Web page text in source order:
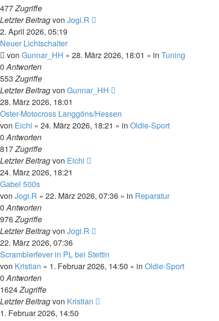
477Zugriffe
Letzter Beitragvon Jogi.R
2. April 2026, 05:19
Neuer Lichtschalter
von Gunnar_HH » 28. März 2026, 18:01 » in Tuning
0Antworten
553Zugriffe
Letzter Beitragvon Gunnar_HH
28. März 2026, 18:01
Oster-Motocross Langgöns/Hessen
von Eichi » 24. März 2026, 18:21 » in Oldie-Sport
0Antworten
817Zugriffe
Letzter Beitragvon Eichi
24. März 2026, 18:21
Gabel 500s
von Jogi.R » 22. März 2026, 07:36 » in Reparatur
0Antworten
976Zugriffe
Letzter Beitragvon Jogi.R
22. März 2026, 07:36
Scramblerfever in PL bei Stettin
von Kristian » 1. Februar 2026, 14:50 » in Oldie-Sport
0Antworten
1624Zugriffe
Letzter Beitragvon Kristian
1. Februar 2026, 14:50